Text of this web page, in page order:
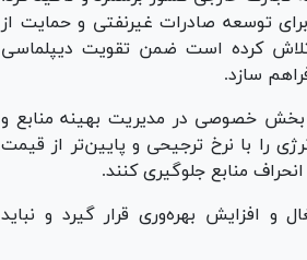
توسعه صادرات غیرنفتی و حمایت از
تلاش کرده است ضمن تقویت دیپلماسی
سازد.
خصوصی در مدیریت بهینه منابع و
را با نرخ ترجیحی و پایین‌تر از قیمت
منابع جلوگیری کنند.
و افزایش بهره‌وری قرار گیرد و نباید